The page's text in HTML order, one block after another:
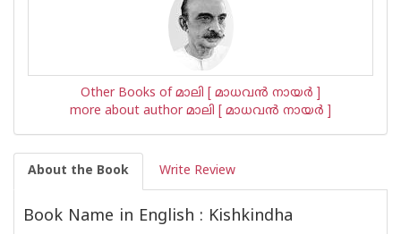
Other Books of മാലി [ മാധവന്‍ നായര്‍ ]
more about author മാലി [ മാധവന്‍ നായര്‍ ]
About the Book Write Review
Book Name in English : Kishkindha